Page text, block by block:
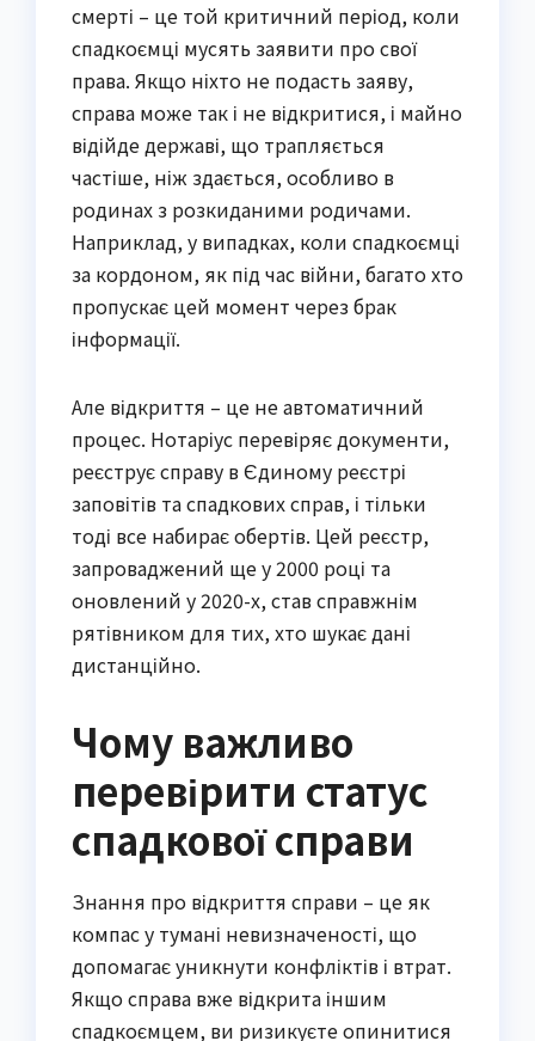
смерті – це той критичний період, коли
спадкоємці мусять заявити про свої
права. Якщо ніхто не подасть заяву,
справа може так і не відкритися, і майно
відійде державі, що трапляється
частіше, ніж здається, особливо в
родинах з розкиданими родичами.
Наприклад, у випадках, коли спадкоємці
за кордоном, як під час війни, багато хто
пропускає цей момент через брак
інформації.
Але відкриття – це не автоматичний
процес. Нотаріус перевіряє документи,
реєструє справу в Єдиному реєстрі
заповітів та спадкових справ, і тільки
тоді все набирає обертів. Цей реєстр,
запроваджений ще у 2000 році та
оновлений у 2020-х, став справжнім
рятівником для тих, хто шукає дані
дистанційно.
Чому важливо
перевірити статус
спадкової справи
Знання про відкриття справи – це як
компас у тумані невизначеності, що
допомагає уникнути конфліктів і втрат.
Якщо справа вже відкрита іншим
спадкоємцем, ви ризикуєте опинитися